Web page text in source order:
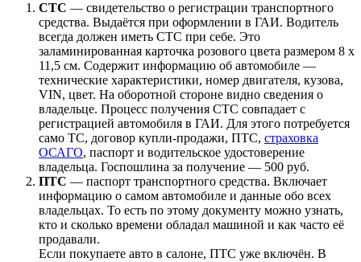
СТС — свидетельство о регистрации транспортного
средства. Выдаётся при оформлении в ГАИ. Водитель
всегда должен иметь СТС при себе. Это
заламинированная карточка розового цвета размером 8 х
11,5 см. Содержит информацию об автомобиле —
технические характеристики, номер двигателя, кузова,
VIN, цвет. На оборотной стороне видно сведения о
владельце. Процесс получения СТС совпадает с
регистрацией автомобиля в ГАИ. Для этого потребуется
само ТС, договор купли-продажи, ПТС, страховка
ОСАГО, паспорт и водительское удостоверение
владельца. Госпошлина за получение — 500 руб.
ПТС — паспорт транспортного средства. Включает
информацию о самом автомобиле и данные обо всех
владельцах. То есть по этому документу можно узнать,
кто и сколько времени обладал машиной и как часто её
продавали.
Если покупаете авто в салоне, ПТС уже включён. В